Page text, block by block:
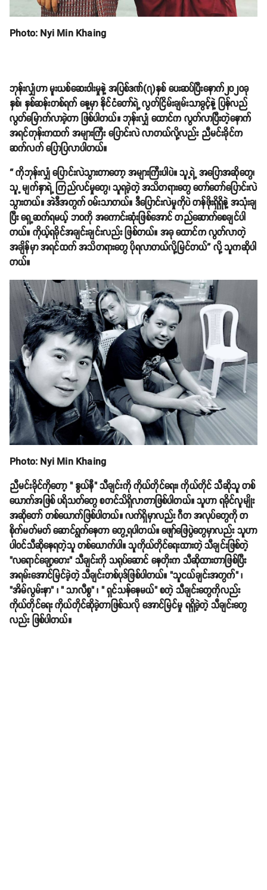
Photo: Nyi Min Khaing
ဘုန်းလျှံဟာ မူးယစ်ဆေးဝါးမှုနဲ့ အပြစ်ဒဏ်(၇)နှစ် ပေးဆပ်ပြီးနောက်၂၀၂၀ခု
နှစ်၊ နှစ်ဆန်းတစ်ရက် နေ့မှာ နိုင်ငံတော်ရဲ့ လွတ်ငြိမ်းချမ်းသာခွင့်နဲ့ ပြန်လည်
လွတ်မြောက်လာခဲ့တာ ဖြစ်ပါတယ်။ ဘုန်းလျှံ ထောင်က လွတ်လာပြီးတဲ့နောက်
အရင်တုန်းကထက် အများကြီး ပြောင်းလဲ လာတယ်လို့လည်း ညီမင်းခိုင်က
ဆက်လက် ပြောပြလာပါတယ်။
“ ကိုဘုန်းလျှံ ပြောင်းလဲသွားတာတော့ အများကြီးပါပဲ။ သူ့ရဲ့ အပြောအဆိုတွေ၊
သူ့ မျက်နှာရဲ့ ကြည်လင်မှုတွေ၊ သူရခဲ့တဲ့ အသိတရားတွေ တော်တော်ပြောင်းလဲ
သွားတယ်။ အဲဒီအတွက် ဝမ်းသာတယ်။ ဒီပြောင်းလဲမှုကိုပဲ တန်ဖိုးရှိရှိနဲ့ အသုံးချ
ပြီး ရှေ့ဆက်ရမယ့် ဘဝကို အကောင်းဆုံးဖြစ်အောင် တည်ဆောက်စေချင်ပါ
တယ်။ ကိုယ့်ရခိုင်အချင်းချင်းလည်း ဖြစ်တယ်။ အခု ထောင်က လွတ်လာတဲ့
အချိန်မှာ အရင်ထက် အသိတရားတွေ ပိုရလာတယ်လို့မြင်တယ်” လို့ သူကဆိုပါ
တယ်။
Photo: Nyi Min Khaing
ညီမင်းခိုင်ကိုတော့ " နွယ်နီ" သီချင်းကို ကိုယ်တိုင်ရေး၊ ကိုယ်တိုင် သီဆိုသူ တစ်
ယောက်အဖြစ် ပရိသတ်တွေ စတင်သိရှိလာတာဖြစ်ပါတယ်။ သူဟာ ရခိုင်လူမျိုး
အဆိုတော် တစ်ယောက်ဖြစ်ပါတယ်။ လက်ရှိမှာလည်း ဂီတ အလုပ်တွေကို တ
စိုက်မတ်မတ် ဆောင်ရွက်နေတာ တွေ့ရပါတယ်။ ဖျော်ဖြေပွဲတွေမှာလည်း သူဟာ
ပါဝင်သီဆိုနေရတဲ့သူ တစ်ယောက်ပါ။ သူကိုယ်တိုင်ရေးထားတဲ့ သီချင်းဖြစ်တဲ့
"လရောင်ချော့တေး" သီချင်းကို သရုပ်ဆောင် နေတိုးက သီဆိုထားတာဖြစ်ပြီး
အရမ်းအောင်မြင်ခဲ့တဲ့ သီချင်းတစ်ပုဒ်ဖြစ်ပါတယ်။ "သူငယ်ချင်းအတွက်" ၊
"အိမ်လွမ်းနာ" ၊ " သာလီစွ" ၊ " ရှင်သန်နေမယ်" စတဲ့ သီချင်းတွေကိုလည်း
ကိုယ်တိုင်ရေး ကိုယ်တိုင်ဆိုခဲ့တာဖြစ်သလို အောင်မြင်မှု ရရှိခဲ့တဲ့ သီချင်းတွေ
လည်း ဖြစ်ပါတယ်။